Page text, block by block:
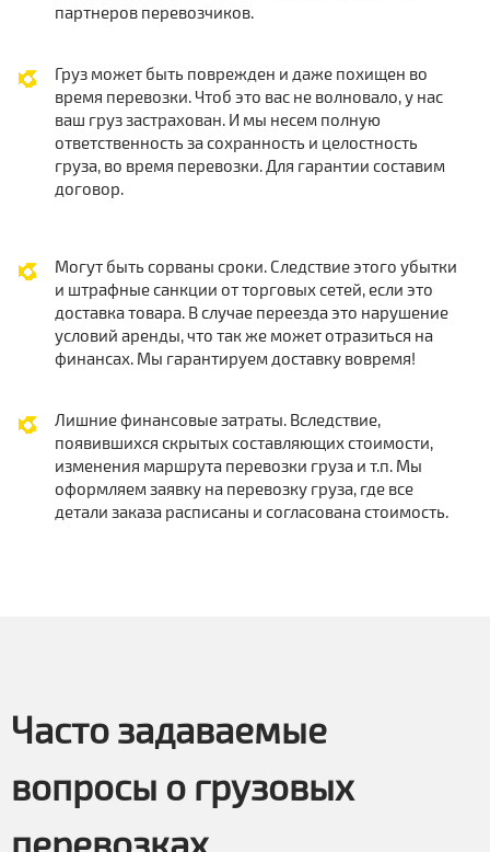
партнеров перевозчиков.
Груз может быть поврежден и даже похищен во
время перевозки. Чтоб это вас не волновало, у нас
ваш груз застрахован. И мы несем полную
ответственность за сохранность и целостность
груза, во время перевозки. Для гарантии составим
договор.
Могут быть сорваны сроки. Следствие этого убытки
и штрафные санкции от торговых сетей, если это
доставка товара. В случае переезда это нарушение
условий аренды, что так же может отразиться на
финансах. Мы гарантируем доставку вовремя!
Лишние финансовые затраты. Вследствие,
появившихся скрытых составляющих стоимости,
изменения маршрута перевозки груза и т.п. Мы
оформляем заявку на перевозку груза, где все
детали заказа расписаны и согласована стоимость.
Часто задаваемые
вопросы о грузовых